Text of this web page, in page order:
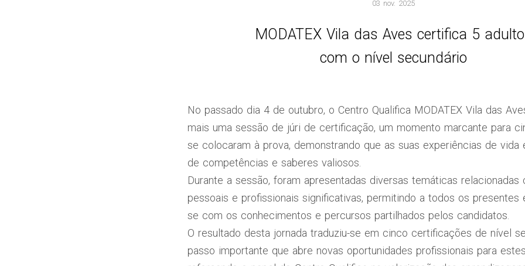
03 nov. 2025
MODATEX Vila das Aves certifica 5
com o nível secundário
No passado dia 4 de outubro, o Centro Qualifica MODATEX Vila das
mais uma sessão de júri de certificação, um momento marcante para
se colocaram à prova, demonstrando que as suas experiências de vida
de competências e saberes valiosos.
Durante a sessão, foram apresentadas diversas temáticas relacionadas
pessoais e profissionais significativas, permitindo a todos os presentes
se com os conhecimentos e percursos partilhados pelos candidatos.
O resultado desta jornada traduziu-se em cinco certificações de nível
passo importante que abre novas oportunidades profissionais para